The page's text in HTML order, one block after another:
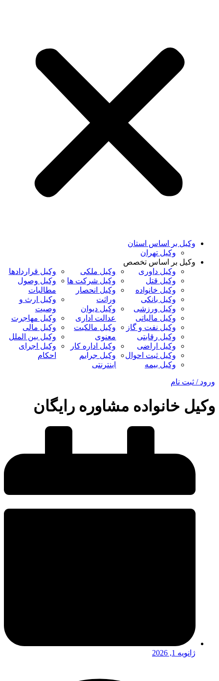
وکیل بر اساس استان
وکیل تهران
وکیل بر اساس تخصص
وکیل داوری
وکیل قتل
وکیل خانواده
وکیل بانکی
وکیل ورزشی
وکیل مالیاتی
وکیل نفت و گاز
وکیل رقابتی
وکیل اراضی
وکیل ثبت احوال
وکیل بیمه
وکیل ملکی
وکیل شرکت ها
وکیل انحصار
وراثت
وکیل دیوان
عدالت اداری
وکیل مالکیت
معنوی
وکیل اداره کار
وکیل جرایم
اینترنتی
وکیل قراردادها
وکیل وصول
مطالبات
وکیل ارث و
وصیت
وکیل مهاجرت
وکیل مالی
وکیل بین الملل
وکیل اجرای
احکام
ورود / ثبت نام
وکیل خانواده مشاوره رایگان
ژانویه 1, 2026